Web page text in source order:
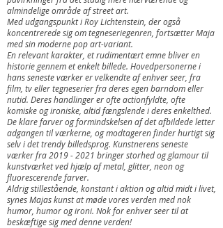
almindelige område af street art.
Med udgangspunkt i Roy Lichtenstein, der også
koncentrerede sig om tegneseriegenren, fortsætter Maja
med sin moderne pop art-variant.
En relevant karakter, et rudimentært emne bliver en
historie gennem et enkelt billede. Hovedpersonerne i
hans seneste værker er velkendte af enhver seer, fra
film, tv eller tegneserier fra deres egen barndom eller
nutid. Deres handlinger er ofte actionfyldte, ofte
komiske og ironiske, altid fængslende i deres enkelthed.
De klare farver og formindskelsen af det afbildede letter
adgangen til værkerne, og modtageren finder hurtigt sig
selv i det trendy billedsprog. Kunstnerens seneste
værker fra2019 - 2021 bringer storhed og glamour til
kunstværket ved hjælp af metal, glitter, neon og
fluorescerende farver.
Aldrig stillestående, konstant i aktion og altid midt i livet,
synes Majas kunst at møde vores verden med nok
humor, humor og ironi. Nok for enhver seer til at
beskæftige sig med denne verden!